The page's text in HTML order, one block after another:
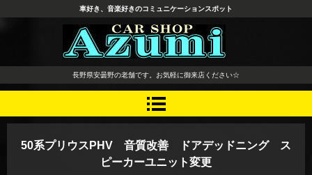
長野県 安曇野市 タイヤ ホ
イール デッドニング カーオ
ーディオ レカロシート
車好き、音楽好きのコミュニケーションスポット
長野県安曇野の老舗です。お気軽に御来店ください☆
50系プリウスPHV 音質改善 ドアデッドニング ス
ピーカーユニット変更